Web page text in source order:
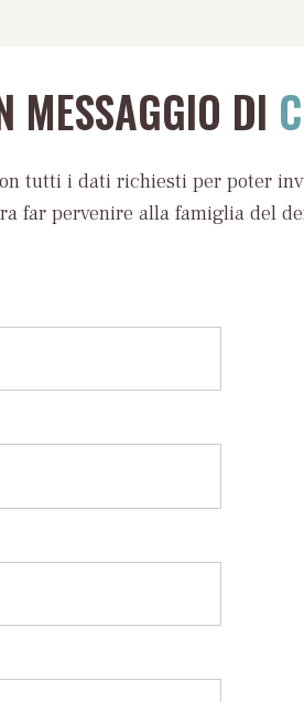
MESSAGGIO DI
tutti i dati richiesti per poter
far pervenire alla famiglia del